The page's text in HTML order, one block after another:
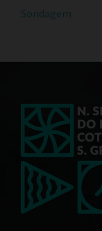
Sondagem